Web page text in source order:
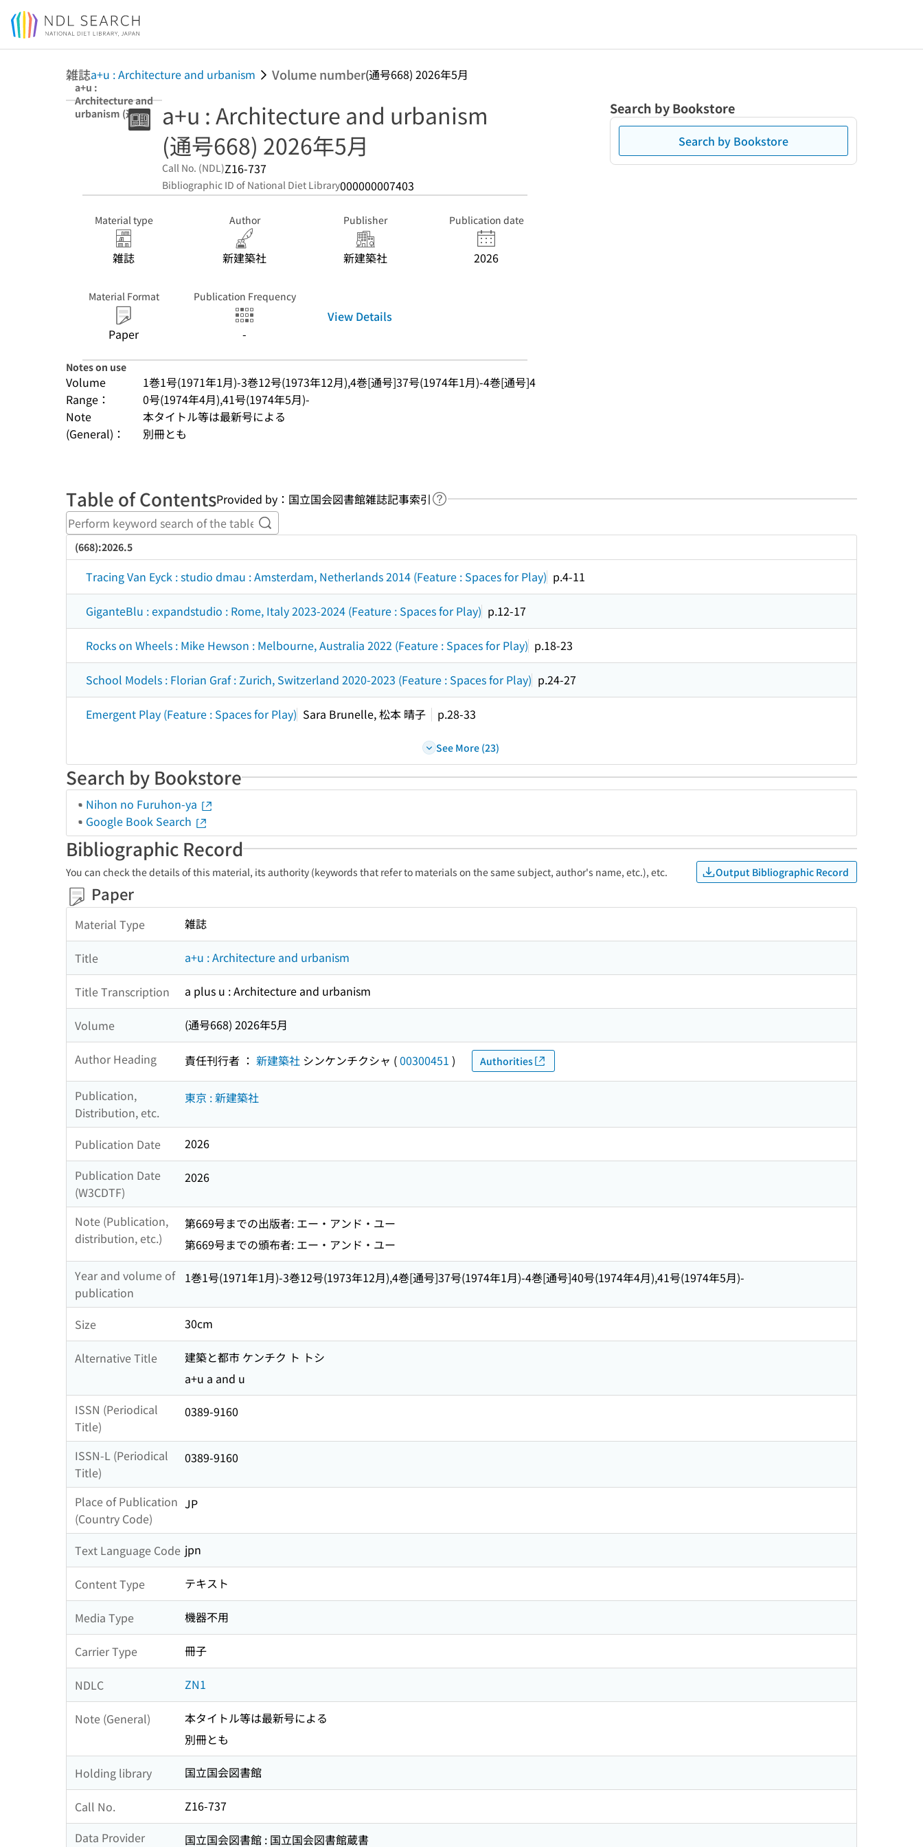
Jump to main content
雑誌a+u : Architecture and urbanism Volume number(通号668) 2026年5月
a+u :
Architecture and
urbanism (通号
668) 2026年5月
a+u : Architecture and urbanism
(通号668) 2026年5月
Call No. (NDL)Z16-737
Bibliographic ID of National Diet Library000000007403
Material type
雑誌
Author
新建築社
Publisher
新建築社
Publication date
2026
Material Format
Paper
Publication Frequency
-
View Details
Notes on use
Volume
Range：
1巻1号(1971年1月)-3巻12号(1973年12月),4巻[通号]37号(1974年1月)-4巻[通号]4
0号(1974年4月),41号(1974年5月)-
Note
(General)：
本タイトル等は最新号による
別冊とも
Search by Bookstore
Search by Bookstore
Table of ContentsProvided by：国立国会図書館雑誌記事索引 Link to Help Page
Perform keyword search of the table of contents
(668):2026.5
Tracing Van Eyck : studio dmau : Amsterdam, Netherlands 2014 (Feature : Spaces for Play) p.4-11
GiganteBlu : expandstudio : Rome, Italy 2023-2024 (Feature : Spaces for Play) p.12-17
Rocks on Wheels : Mike Hewson : Melbourne, Australia 2022 (Feature : Spaces for Play) p.18-23
School Models : Florian Graf : Zurich, Switzerland 2020-2023 (Feature : Spaces for Play) p.24-27
Emergent Play (Feature : Spaces for Play) Sara Brunelle, 松本 晴子 p.28-33
See More (23)
Search by Bookstore
Nihon no Furuhon-ya
Google Book Search
Bibliographic Record
You can check the details of this material, its authority (keywords that refer to materials on the same subject, author's name, etc.), etc. Output Bibliographic Record
Paper
Material Type 雑誌
Title a+u : Architecture and urbanism
Title Transcription a plus u : Architecture and urbanism
Volume (通号668) 2026年5月
Author Heading 責任刊行者 ： 新建築社 シンケンチクシャ (00300451 ) Authorities
Publication,
Distribution, etc.
東京 : 新建築社
Publication Date
2026
Publication Date
(W3CDTF)
2026
Note (Publication,
distribution, etc.)
第669号までの出版者: エー・アンド・ユー
第669号までの頒布者: エー・アンド・ユー
Year and volume of
publication
1巻1号(1971年1月)-3巻12号(1973年12月),4巻[通号]37号(1974年1月)-4巻[通号]40号(1974年4月),41号(1974年5月)-
Size 30cm
Alternative Title
建築と都市 ケンチク ト トシ
a+u a and u
ISSN (Periodical
Title)
0389-9160
ISSN-L (Periodical
Title)
0389-9160
Place of Publication
(Country Code)
JP
Text Language Code jpn
Content Type テキスト
Media Type 機器不用
Carrier Type 冊子
NDLC ZN1
Note (General)
本タイトル等は最新号による
別冊とも
Holding library 国立国会図書館
Call No.
Z16-737
Data Provider
国立国会図書館 : 国立国会図書館蔵書